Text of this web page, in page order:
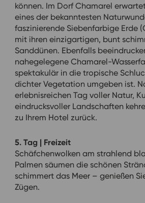
können. Im Dorf Chamarel
eines der bekanntesten
faszinierende Siebenfarbige Erde
mit ihren einzigartigen, bunt
Sanddünen. Ebenfalls
nahegelegene Chamarel-
spektakulär in die tropische
dichter Vegetation umgeben ist.
erlebnisreichen Tag voller Natur,
eindrucksvoller Landschaften
zu Ihrem Hotel zurück.
5. Tag | Freizeit
Schäfchenwolken am strahlend
Palmen säumen die schönen
schimmert das Meer – genießen
Zügen.